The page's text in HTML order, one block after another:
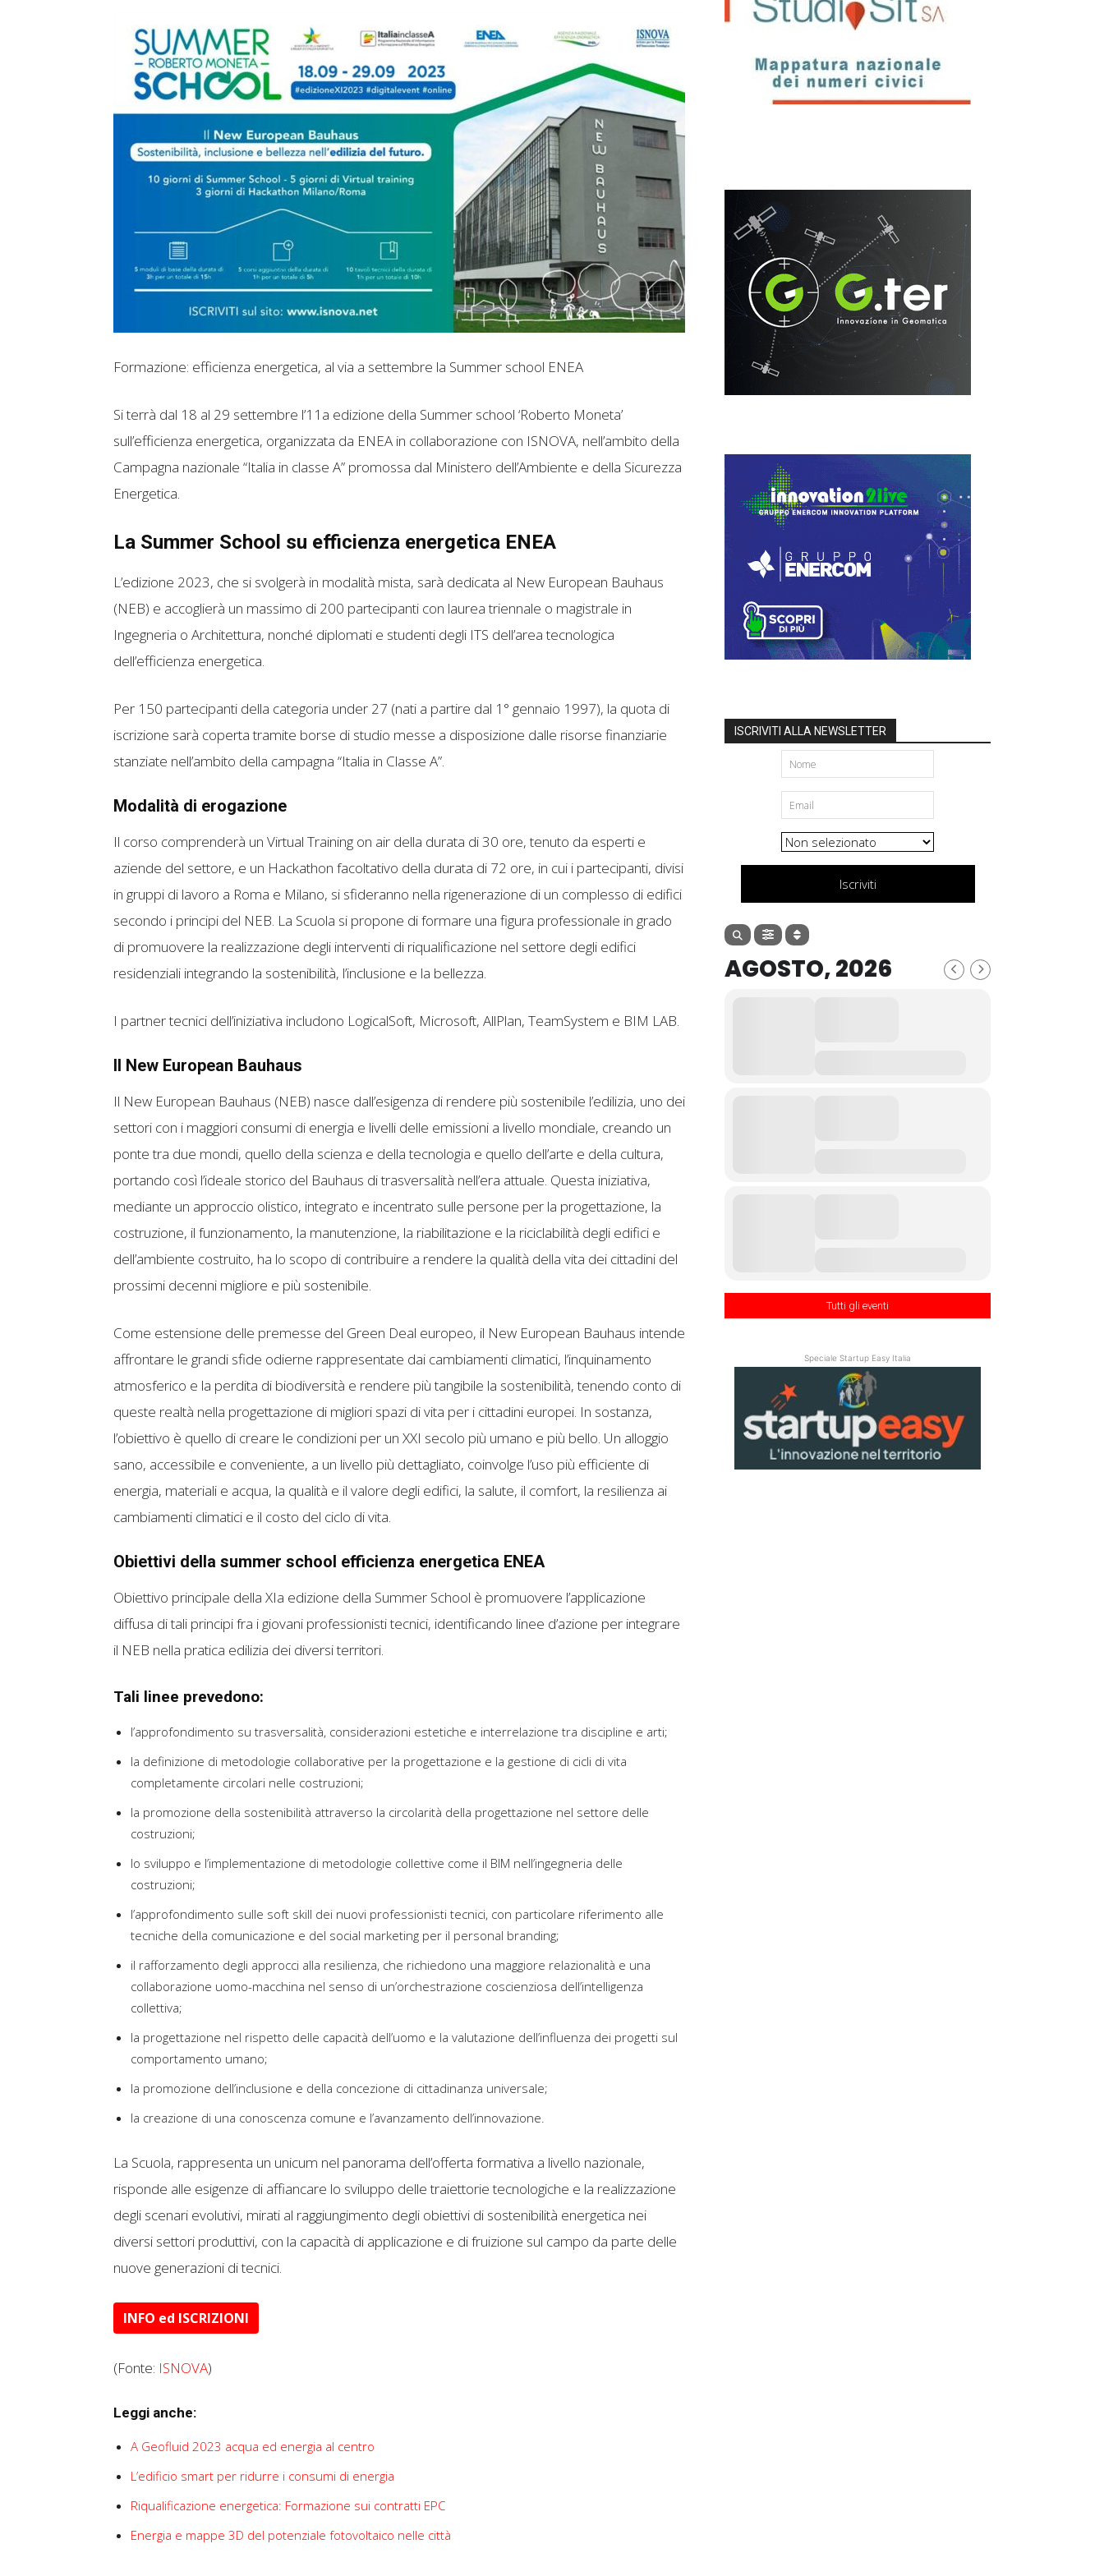
Formazione: efficienza energetica, al via a settembre la Summer school ENEA
Si terrà dal 18 al 29 settembre l’11a edizione della Summer school ‘Roberto Moneta’
sull’efficienza energetica, organizzata da ENEA in collaborazione con ISNOVA, nell’ambito della
Campagna nazionale “Italia in classe A” promossa dal Ministero dell’Ambiente e della Sicurezza
Energetica.
La Summer School su efficienza energetica ENEA
L’edizione 2023, che si svolgerà in modalità mista, sarà dedicata al New European Bauhaus
(NEB) e accoglierà un massimo di 200 partecipanti con laurea triennale o magistrale in
Ingegneria o Architettura, nonché diplomati e studenti degli ITS dell’area tecnologica
dell’efficienza energetica.
Per 150 partecipanti della categoria under 27 (nati a partire dal 1° gennaio 1997), la quota di
iscrizione sarà coperta tramite borse di studio messe a disposizione dalle risorse finanziarie
stanziate nell’ambito della campagna “Italia in Classe A”.
Modalità di erogazione
Il corso comprenderà un Virtual Training on air della durata di 30 ore, tenuto da esperti e
aziende del settore, e un Hackathon facoltativo della durata di 72 ore, in cui i partecipanti, divisi
in gruppi di lavoro a Roma e Milano, si sfideranno nella rigenerazione di un complesso di edifici
secondo i principi del NEB. La Scuola si propone di formare una figura professionale in grado
di promuovere la realizzazione degli interventi di riqualificazione nel settore degli edifici
residenziali integrando la sostenibilità, l’inclusione e la bellezza.
I partner tecnici dell’iniziativa includono LogicalSoft, Microsoft, AllPlan, TeamSystem e BIM LAB.
Il New European Bauhaus
Il New European Bauhaus (NEB) nasce dall’esigenza di rendere più sostenibile l’edilizia, uno dei
settori con i maggiori consumi di energia e livelli delle emissioni a livello mondiale, creando un
ponte tra due mondi, quello della scienza e della tecnologia e quello dell’arte e della cultura,
portando così l’ideale storico del Bauhaus di trasversalità nell’era attuale. Questa iniziativa,
mediante un approccio olistico, integrato e incentrato sulle persone per la progettazione, la
costruzione, il funzionamento, la manutenzione, la riabilitazione e la riciclabilità degli edifici e
dell’ambiente costruito, ha lo scopo di contribuire a rendere la qualità della vita dei cittadini del
prossimi decenni migliore e più sostenibile.
Come estensione delle premesse del Green Deal europeo, il New European Bauhaus intende
affrontare le grandi sfide odierne rappresentate dai cambiamenti climatici, l’inquinamento
atmosferico e la perdita di biodiversità e rendere più tangibile la sostenibilità, tenendo conto di
queste realtà nella progettazione di migliori spazi di vita per i cittadini europei. In sostanza,
l’obiettivo è quello di creare le condizioni per un XXI secolo più umano e più bello. Un alloggio
sano, accessibile e conveniente, a un livello più dettagliato, coinvolge l’uso più efficiente di
energia, materiali e acqua, la qualità e il valore degli edifici, la salute, il comfort, la resilienza ai
cambiamenti climatici e il costo del ciclo di vita.
Obiettivi della summer school efficienza energetica ENEA
Obiettivo principale della XIa edizione della Summer School è promuovere l’applicazione
diffusa di tali principi fra i giovani professionisti tecnici, identificando linee d’azione per integrare
il NEB nella pratica edilizia dei diversi territori.
Tali linee prevedono:
l’approfondimento su trasversalità, considerazioni estetiche e interrelazione tra discipline e arti;
la definizione di metodologie collaborative per la progettazione e la gestione di cicli di vita
completamente circolari nelle costruzioni;
la promozione della sostenibilità attraverso la circolarità della progettazione nel settore delle
costruzioni;
lo sviluppo e l’implementazione di metodologie collettive come il BIM nell’ingegneria delle
costruzioni;
l’approfondimento sulle soft skill dei nuovi professionisti tecnici, con particolare riferimento alle
tecniche della comunicazione e del social marketing per il personal branding;
il rafforzamento degli approcci alla resilienza, che richiedono una maggiore relazionalità e una
collaborazione uomo-macchina nel senso di un’orchestrazione coscienziosa dell’intelligenza
collettiva;
la progettazione nel rispetto delle capacità dell’uomo e la valutazione dell’influenza dei progetti sul
comportamento umano;
la promozione dell’inclusione e della concezione di cittadinanza universale;
la creazione di una conoscenza comune e l’avanzamento dell’innovazione.
La Scuola, rappresenta un unicum nel panorama dell’offerta formativa a livello nazionale,
risponde alle esigenze di affiancare lo sviluppo delle traiettorie tecnologiche e la realizzazione
degli scenari evolutivi, mirati al raggiungimento degli obiettivi di sostenibilità energetica nei
diversi settori produttivi, con la capacità di applicazione e di fruizione sul campo da parte delle
nuove generazioni di tecnici.
INFO ed ISCRIZIONI
(Fonte: ISNOVA)
Leggi anche:
A Geofluid 2023 acqua ed energia al centro
L’edificio smart per ridurre i consumi di energia
Riqualificazione energetica: Formazione sui contratti EPC
Energia e mappe 3D del potenziale fotovoltaico nelle città
ISCRIVITI ALLA NEWSLETTER
Iscriviti
AGOSTO, 2026
Tutti gli eventi
Speciale Startup Easy Italia